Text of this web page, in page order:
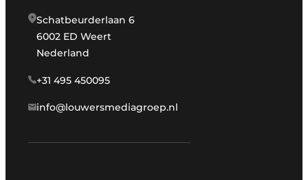
Schatbeurderlaan 6
6002 ED Weert
Nederland
+31 495 450095
info@louwersmediagroep.nl